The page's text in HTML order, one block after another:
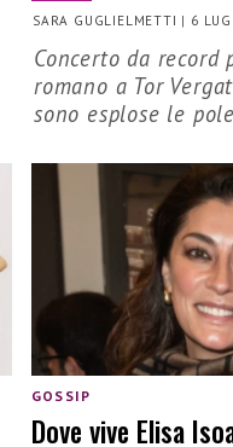
SARA GUGLIELMETTI | 6
Concerto da
romano a Tor
sono esplose le
GOSSIP
Dove vive Elisa